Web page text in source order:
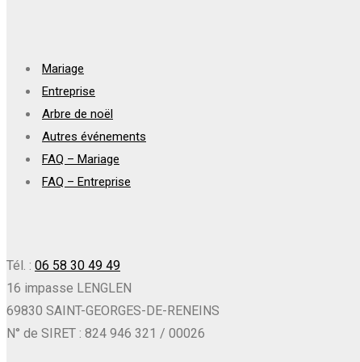
Mariage
Entreprise
Arbre de noël
Autres événements
FAQ – Mariage
FAQ – Entreprise
Tél. : 06 58 30 49 49
16 impasse LENGLEN
69830 SAINT-GEORGES-DE-RENEINS
N° de SIRET : 824 946 321 / 00026